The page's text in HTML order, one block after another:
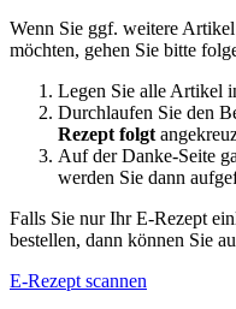
Wenn Sie ggf. weitere
möchten, gehen Sie bitte
Legen Sie alle Artikel
Durchlaufen Sie den
Rezept folgt
Auf der Danke-Seite
werden Sie dann
Falls Sie nur Ihr E-Rezept
bestellen, dann können Sie
E-Rezept scannen